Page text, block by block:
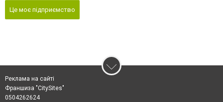
Це моє підприємство
Реклама на сайті
Франшиза "CitySites"
0504262624